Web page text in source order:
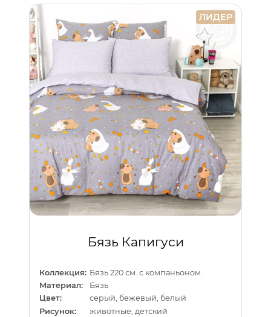
ЛИДЕР
Бязь Капигуси
Коллекция: Бязь 220 см. с компаньоном
Материал:
Бязь
Цвет:
серый, бежевый, белый
Рисунок:
животные, детский